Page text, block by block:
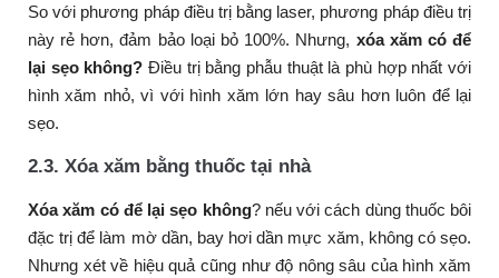
So với phương pháp điều trị bằng laser, phương pháp điều trị
này rẻ hơn, đảm bảo loại bỏ 100%. Nhưng, xóa xăm có để
lại sẹo không? Điều trị bằng phẫu thuật là phù hợp nhất với
hình xăm nhỏ, vì với hình xăm lớn hay sâu hơn luôn để lại
sẹo.
2.3. Xóa xăm bằng thuốc tại nhà
Xóa xăm có để lại sẹo không? nếu với cách dùng thuốc bôi
đặc trị để làm mờ dần, bay hơi dần mực xăm, không có sẹo.
Nhưng xét về hiệu quả cũng như độ nông sâu của hình xăm